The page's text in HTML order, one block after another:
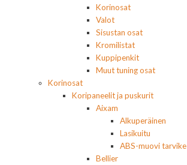
Korinosat
Valot
Sisustan osat
Kromilistat
Kuppipenkit
Muut tuning osat
Korinosat
Koripaneelit ja puskurit
Aixam
Alkuperäinen
Lasikuitu
ABS-muovi tarvike
Bellier